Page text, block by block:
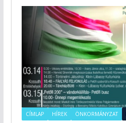
CÍMLAP HÍREK ÖNKORMÁNYZAT